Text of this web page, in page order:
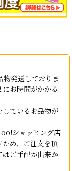
物発送しておりま
お時間がかかる
しているお品物が
ショッピング店
ため、ご注文を頂
ご手配が出来か